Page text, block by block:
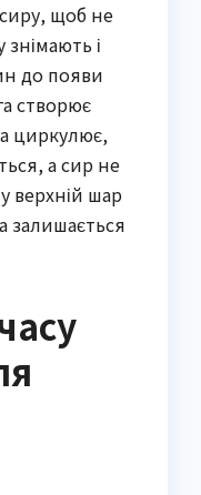
щоб не
і
до появи
створює
циркулює,
а сир не
верхній шар
залишається